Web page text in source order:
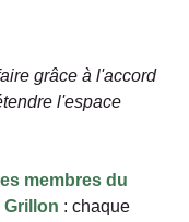
grâce à l'accord
l'espace
membres du
Grillon : chaque